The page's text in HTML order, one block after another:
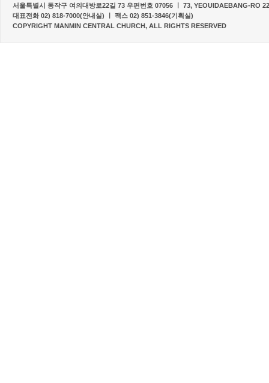
서울특별시 동작구 여의대방로22길 73 우편번호 07056 ㅣ 73, YEOUIDAEBANG-RO
대표전화 02) 818-7000(안내실) ㅣ 팩스 02) 851-3846(기획실)
COPYRIGHT MANMIN CENTRAL CHURCH, ALL RIGHTS RESERVED